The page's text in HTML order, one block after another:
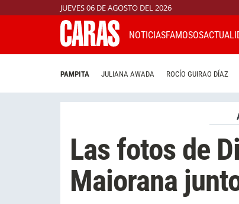
JUEVES 06 DE AGOSTO DEL 2026
NOTICIASFAMOSOS
PAMPITA JULIANA AWADA ROCÍO GUIRAO DÍAZ
Las fotos de
Maiorana